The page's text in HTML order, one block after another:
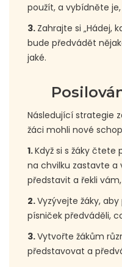
použít, a vybídněte
3. Zahrajte si „Hádej,
bude předvádět
jaké.
Následující strategie
žáci mohli nové
1.Když si s žáky čtete
na chvilku zastavte a
představit a řekli
2.Vyzývejte žáky,
písniček předváděli,
3.Vytvořte žákům
představovat a